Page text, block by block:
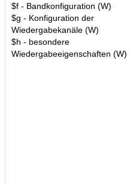
$f - Bandkonfiguration (W)
$g - Konfiguration der
Wiedergabekanäle (W)
$h - besondere
Wiedergabeeigenschaften (W)